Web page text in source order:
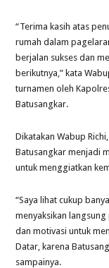
“Terima kasih atas
rumah dalam
berjalan sukses dan
berikutnya,” kata
turnamen oleh
Batusangkar.
Dikatakan Wabup
Batusangkar menjadi
untuk menggiatkan
“Saya lihat cukup
menyaksikan
dan motivasi untuk
Datar, karena
sampainya.